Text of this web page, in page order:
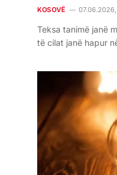
KOSOVË 07.06.2026,
Teksa tanimë janë
të cilat janë hapur